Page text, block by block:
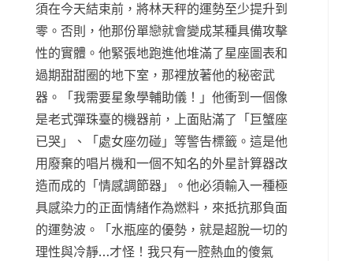
須在今天結束前，將林天秤的運勢至少提升到
零。否則，他那份單戀就會變成某種具備攻擊
性的實體。他緊張地跑進他堆滿了星座圖表和
過期甜甜圈的地下室，那裡放著他的秘密武
器。「我需要星象學輔助儀！」他衝到一個像
是老式彈珠臺的機器前，上面貼滿了「巨蟹座
已哭」、「處女座勿碰」等警告標籤。這是他
用廢棄的唱片機和一個不知名的外星計算器改
造而成的「情感調節器」。他必須輸入一種極
具感染力的正面情緒作為燃料，來抵抗那負面
的運勢波。「水瓶座的優勢，就是超脫一切的
理性與冷靜…才怪！我只有一腔熱血的傻氣